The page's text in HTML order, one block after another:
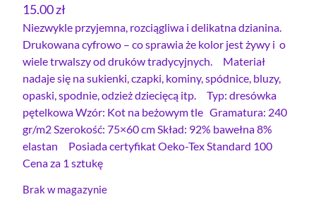
15.00zł
Niezwykle przyjemna, rozciągliwa i delikatna dzianina.
Drukowana cyfrowo – co sprawia że kolor jest żywy i o
wiele trwalszy od druków tradycyjnych. Materiał
nadaje się na sukienki, czapki, kominy, spódnice, bluzy,
opaski, spodnie, odzież dziecięcą itp. Typ: dresówka
pętelkowa Wzór: Kot na beżowym tle Gramatura: 240
gr/m2 Szerokość: 75×60 cm Skład: 92% bawełna 8%
elastan Posiada certyfikat Oeko-Tex Standard 100
Cena za 1 sztukę
Brak w magazynie